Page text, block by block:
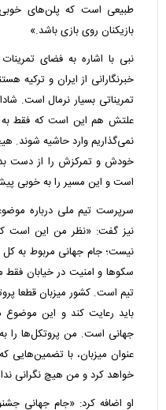
طبیعی است که پلن‌های خوبی
بازیکنان روی بازی باشد.»
نبی با اشاره به فضای تمرینات
خبرنگارانی از ایران و ترکیه
تمریناتی بسیار نرمال است.
علتش هم این است که فقط به
نمی‌گذاریم وارد حاشیه شوند.
خودش و تمرکزش را از دست
است و این مسیر را به خوبی
سرپرست تیم ملی درباره
نیز گفت: «نظر من این است
نیست؛ جام جهانی مربوط به
تیم است. کشور میزبان قطعا
باید رعایت کند و این
جهانی است. من پروتکل‌ها را
عنوان میزبان، با تضمین‌هایی
خواهد کرد و من هیچ نگرانی
او اضافه کرد: «جام جهانی